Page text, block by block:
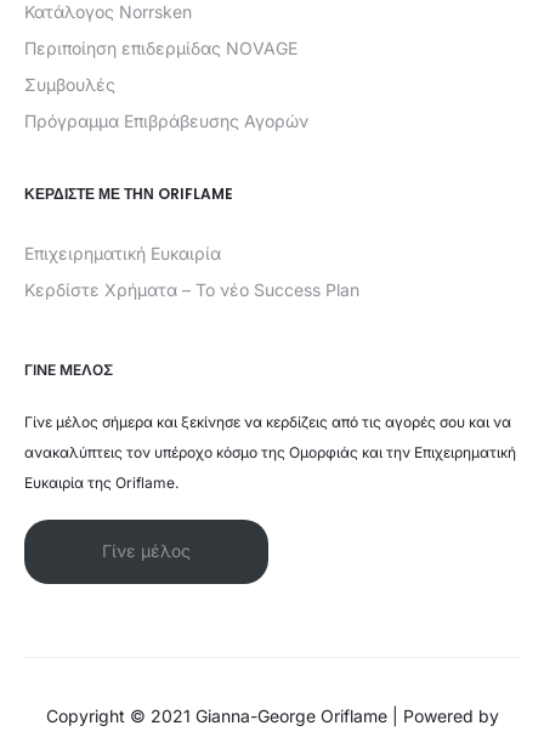
Κατάλογος Norrsken
Περιποίηση επιδερμίδας NOVAGE
Συμβουλές
Πρόγραμμα Επιβράβευσης Αγορών
ΚΕΡΔΊΣΤΕ ΜΕ ΤΗΝ ORIFLAME
Επιχειρηματική Ευκαιρία
Κερδίστε Χρήματα – Το νέο Success Plan
ΓΙΝΕ ΜΕΛΟΣ
Γίνε μέλος σήμερα και ξεκίνησε να κερδίζεις από τις αγορές σου και να
ανακαλύπτεις τον υπέροχο κόσμο της Ομορφιάς και την Επιχειρηματική
Ευκαιρία της Oriflame.
Γίνε μέλος
Copyright © 2021 Gianna-George Oriflame | Powered by